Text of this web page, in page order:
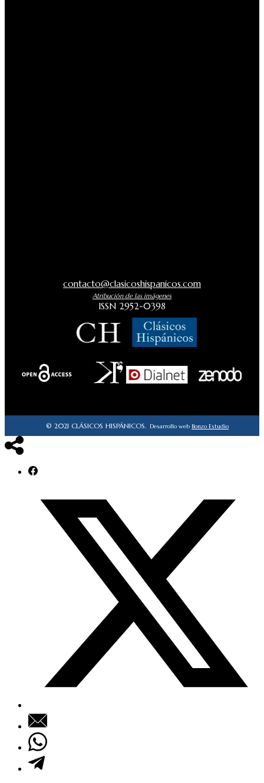
contacto@clasicoshispanicos.com
Atribución de las imágenes
ISSN 2952-0398
© 2021 CLÁSICOS HISPÁNICOS. Desarrollo web Bonzo Estudio